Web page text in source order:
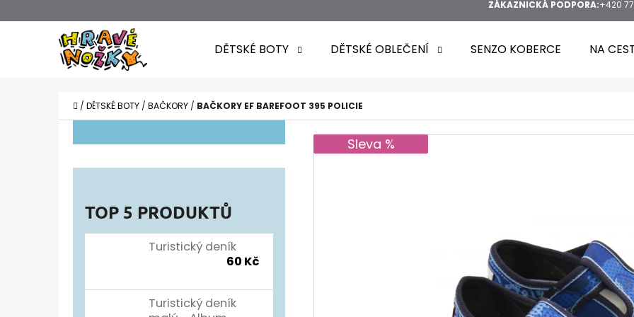
ZÁKAZNICKÁ PODPORA:+420
DĚTSKÉ BOTY DĚTSKÉ OBLEČENÍ SENZO KOBERCE NA
DOMŮ
/ DĚTSKÉ BOTY / BAČKORY / BAČKORY EF BAREFOOT 395 POLICIE
TOP 5 PRODUKTŮ
Turistický deník
60 Kč
Turistický deník
Sleva %
Zpět
do
Zpět
do